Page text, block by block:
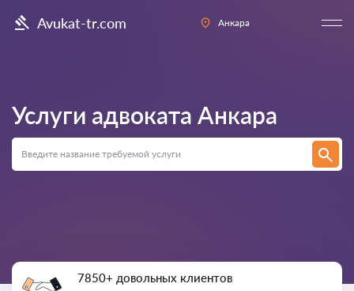
Avukat-tr.com Анкара
Услуги адвоката Анкара
7850+ довольных клиентов